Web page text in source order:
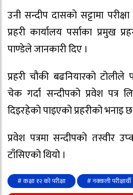
उनी सन्दीप दासको सट्टामा
प्रहरी कार्यालय पर्साका प्रमुख
पाण्डेले जानकारी दिए ।
प्रहरी चौकी बढनियारको टोलीले
चेक गर्दा सन्दीपको प्रवेश पत्र
दिइरहेको पाइएको प्रहरीको भनाइ
प्रवेश पत्रमा सन्दीपको तस्वीर
टाँसिएको थियो ।
# कक्षा १२ को परीक्षा # नक्कली परीक्षार्थी